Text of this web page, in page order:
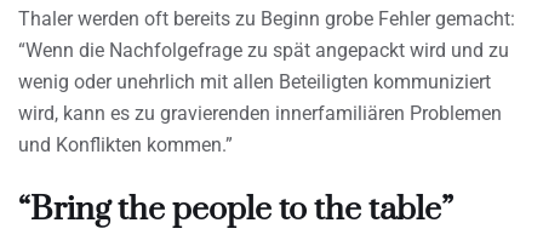
Thaler werden oft bereits zu Beginn grobe Fehler gemacht:
“Wenn die Nachfolgefrage zu spät angepackt wird und zu
wenig oder unehrlich mit allen Beteiligten kommuniziert
wird, kann es zu gravierenden innerfamiliären Problemen
und Konflikten kommen.”
“Bring the people to the table”